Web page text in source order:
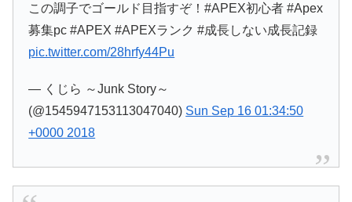
この調子でゴールド目指すぞ！#APEX初心者 #Apex
募集pc #APEX #APEXランク #成長しない成長記録
pic.twitter.com/28hrfy44Pu
— くじら ～Junk Story～
(@1545947153113047040) Sun Sep 16 01:34:50
+0000 2018